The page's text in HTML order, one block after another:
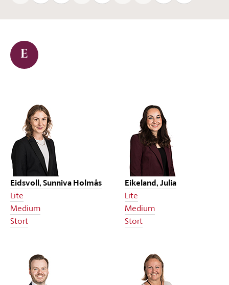
E
Eidsvoll, Sunniva Holmås
Lite
Medium
Stort
Eikeland, Julia
Lite
Medium
Stort